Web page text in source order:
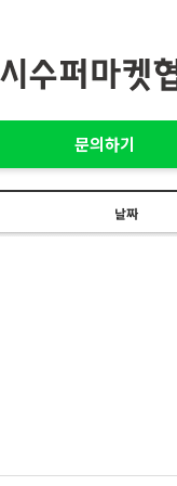
문의하기
날짜